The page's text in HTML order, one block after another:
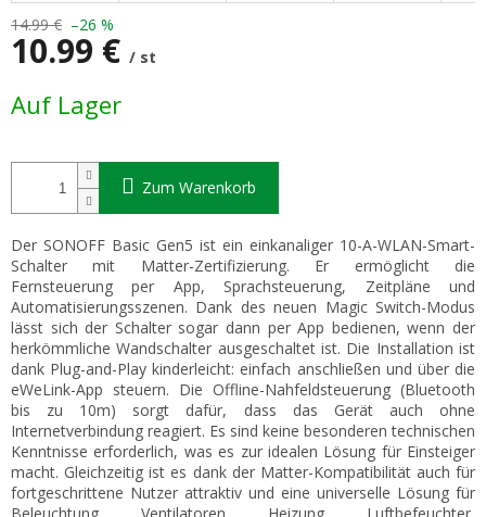
14.99 € –26 %
10.99 € / st
Auf Lager
Zum Warenkorb
Der SONOFF Basic Gen5 ist ein einkanaliger 10-A-WLAN-Smart-
Schalter mit Matter-Zertifizierung. Er ermöglicht die
Fernsteuerung per App, Sprachsteuerung, Zeitpläne und
Automatisierungsszenen. Dank des neuen Magic Switch-Modus
lässt sich der Schalter sogar dann per App bedienen, wenn der
herkömmliche Wandschalter ausgeschaltet ist. Die Installation ist
dank Plug-and-Play kinderleicht: einfach anschließen und über die
eWeLink-App steuern. Die Offline-Nahfeldsteuerung (Bluetooth
bis zu 10m) sorgt dafür, dass das Gerät auch ohne
Internetverbindung reagiert. Es sind keine besonderen technischen
Kenntnisse erforderlich, was es zur idealen Lösung für Einsteiger
macht. Gleichzeitig ist es dank der Matter-Kompatibilität auch für
fortgeschrittene Nutzer attraktiv und eine universelle Lösung für